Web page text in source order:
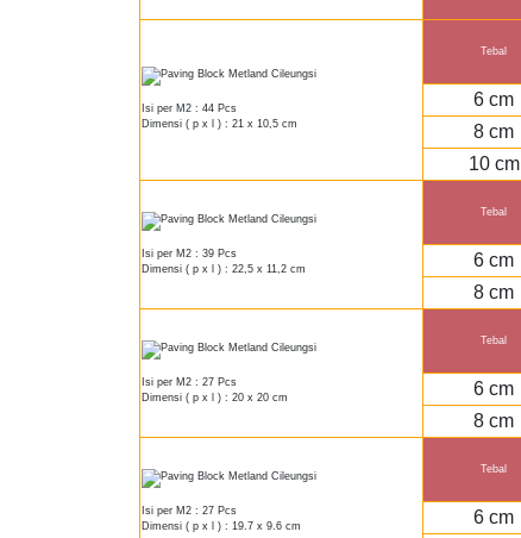
Isi per M2 : 44 Pcs
Dimensi ( p x l ) : 21 x 10,5 cm
Tebal
6 cm
8 cm
10 cm
Isi per M2 : 39 Pcs
Dimensi ( p x l ) : 22,5 x 11,2 cm
Tebal
6 cm
8 cm
Isi per M2 : 27 Pcs
Dimensi ( p x l ) : 20 x 20 cm
Tebal
6 cm
8 cm
Isi per M2 : 27 Pcs
Dimensi ( p x l ) : 19.7 x 9.6 cm
Tebal
6 cm